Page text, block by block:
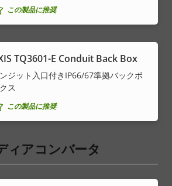
この製品に推奨
TQ3601-E Conduit Back Box
ジット入口付きIP66/67準拠バックボ
ス
この製品に推奨
ィアコンバータ